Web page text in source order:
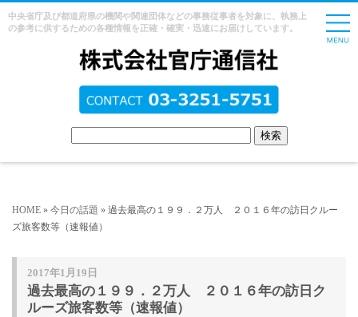
中央省庁及び都道府県の機関や関連団体などの事務従事者を対象に、執務上
の参考に供するための各種情報を正確・確実・迅速にお届けしています。
HOME » 今日の話題 » 過去最高の１９９．２万人 ２０１６年の訪日クルー
ズ旅客数等（速報値）
2017年1月19日
過去最高の１９９．２万人 ２０１６年の訪日ク
ルーズ旅客数等（速報値）